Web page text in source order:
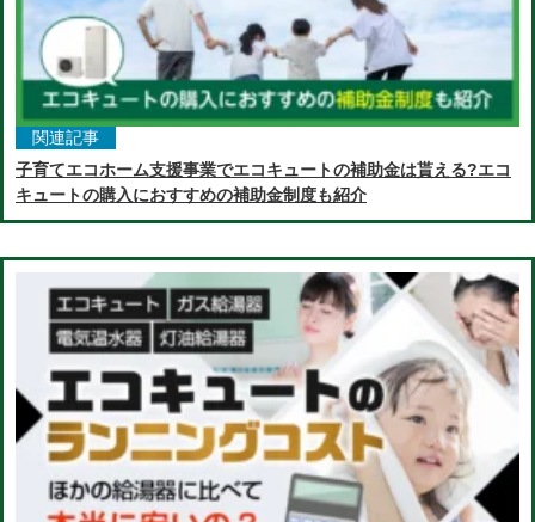
関連記事
子育てエコホーム支援事業でエコキュートの補助金は貰える?エコ
キュートの購入におすすめの補助金制度も紹介